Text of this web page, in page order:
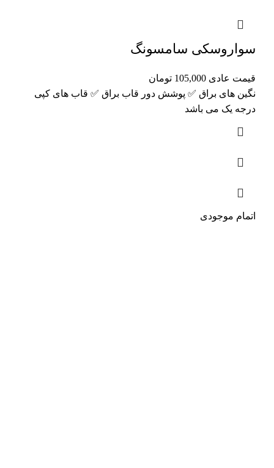
سواروسکی سامسونگ
قیمت عادی 105,000 تومان
نگین های براق ✅ پوشش دور قاب براق ✅ قاب های کپی
درجه یک می باشد
اتمام موجودی